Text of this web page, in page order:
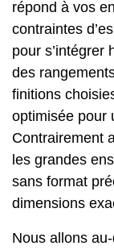
répond à vos
contraintes
pour s’intégrer
des
finitions
optimisée pour
Contrairement
les grandes
sans format
dimensions
Nous allons